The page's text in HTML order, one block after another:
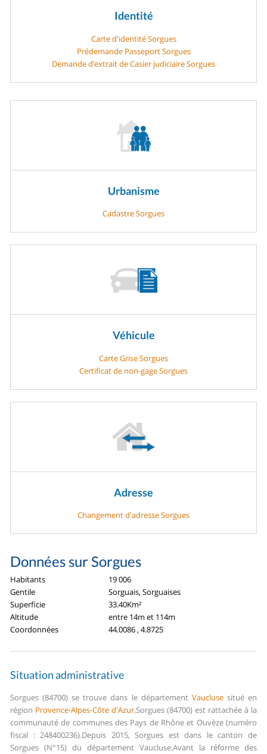
Identité
Carte d'identité Sorgues
Prédemande Passeport Sorgues
Demande d’extrait de Casier judiciaire Sorgues
Urbanisme
Cadastre Sorgues
Véhicule
Carte Grise Sorgues
Certificat de non-gage Sorgues
Adresse
Changement d'adresse Sorgues
Données sur Sorgues
Habitants
19 006
Gentile
Sorguais, Sorguaises
Superficie
33.40Km²
Altitude
entre 14m et 114m
Coordonnées
44.0086 , 4.8725
Situation administrative
Sorgues (84700) se trouve dans le département Vauclusesitué en
région Provence-Alpes-Côte d'Azur.Sorgues (84700) est rattachée à la
communauté de communes des Pays de Rhône et Ouvèze (numéro
fiscal : 248400236).Depuis 2015, Sorgues est dans le canton de
Sorgues (N°15) du département Vaucluse.Avant la réforme des